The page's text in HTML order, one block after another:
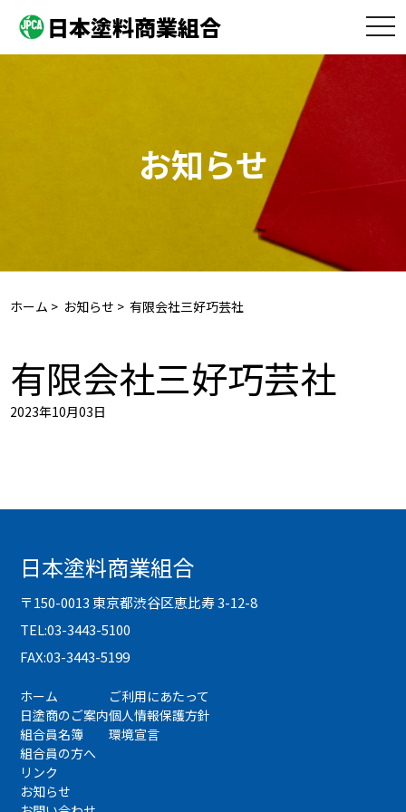
日本塗料商業組合
toggle
お知らせ
ホーム > お知らせ > 有限会社三好巧芸社
有限会社三好巧芸社
2023年10月03日
日本塗料商業組合
〒150-0013 東京都渋谷区恵比寿 3-12-8
TEL:03-3443-5100
FAX:03-3443-5199
ホーム
日塗商のご案内
組合員名簿
組合員の方へ
リンク
お知らせ
ご利用にあたって
個人情報保護方針
環境宣言